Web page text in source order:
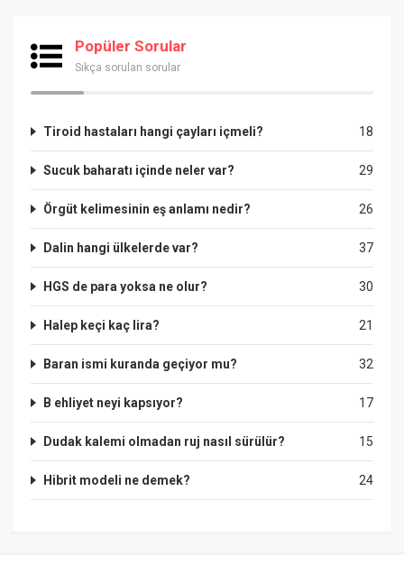
Popüler Sorular
Sıkça sorulan sorular
18
Tiroid hastaları hangi çayları içmeli?
29
Sucuk baharatı içinde neler var?
26
Örgüt kelimesinin eş anlamı nedir?
37
Dalin hangi ülkelerde var?
30
HGS de para yoksa ne olur?
21
Halep keçi kaç lira?
32
Baran ismi kuranda geçiyor mu?
17
B ehliyet neyi kapsıyor?
15
Dudak kalemi olmadan ruj nasıl sürülür?
24
Hibrit modeli ne demek?